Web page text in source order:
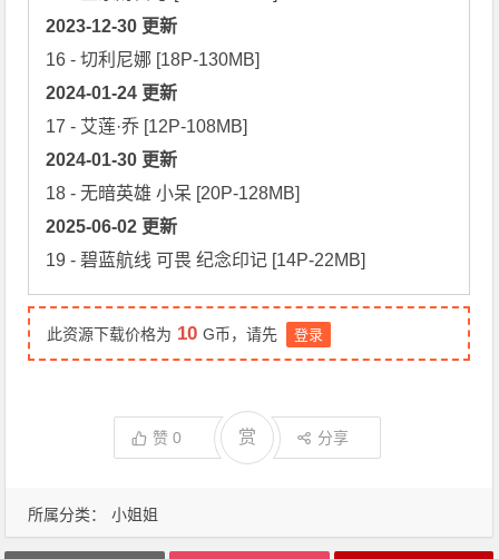
所属分类： 小姐姐
2023-12-30 更新
2024-01-24 更新
2024-01-30 更新
2025-06-02 更新
19 - 碧蓝航线 可畏 纪念印记 [14P-22MB]
此资源下载价格为 10 G币，请先 登录
赞0 赏 分享